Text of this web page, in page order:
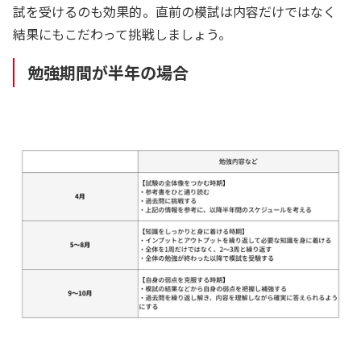
試を受けるのも効果的。直前の模試は内容だけではなく
結果にもこだわって挑戦しましょう。
勉強期間が半年の場合